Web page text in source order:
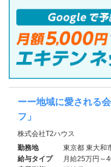
ーー地域に愛される
フ」
株式会社T2ハウス
勤務地
東京都 東大和
給与タイプ
月給25万円～